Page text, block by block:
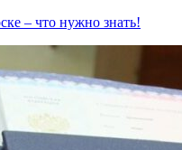
– что нужно знать!